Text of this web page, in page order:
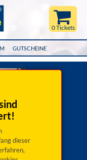
GUTSCHEINE
0 Tickets
dieser